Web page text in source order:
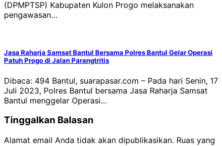
(DPMPTSP) Kabupaten Kulon Progo melaksanakan
pengawasan…
Jasa Raharja Samsat Bantul Bersama Polres Bantul Gelar Operasi
Patuh Progo di Jalan Parangtritis
Dibaca: 494 Bantul, suarapasar.com – Pada hari Senin, 17
Juli 2023, Polres Bantul bersama Jasa Raharja Samsat
Bantul menggelar Operasi…
Tinggalkan Balasan
Alamat email Anda tidak akan dipublikasikan. Ruas yang